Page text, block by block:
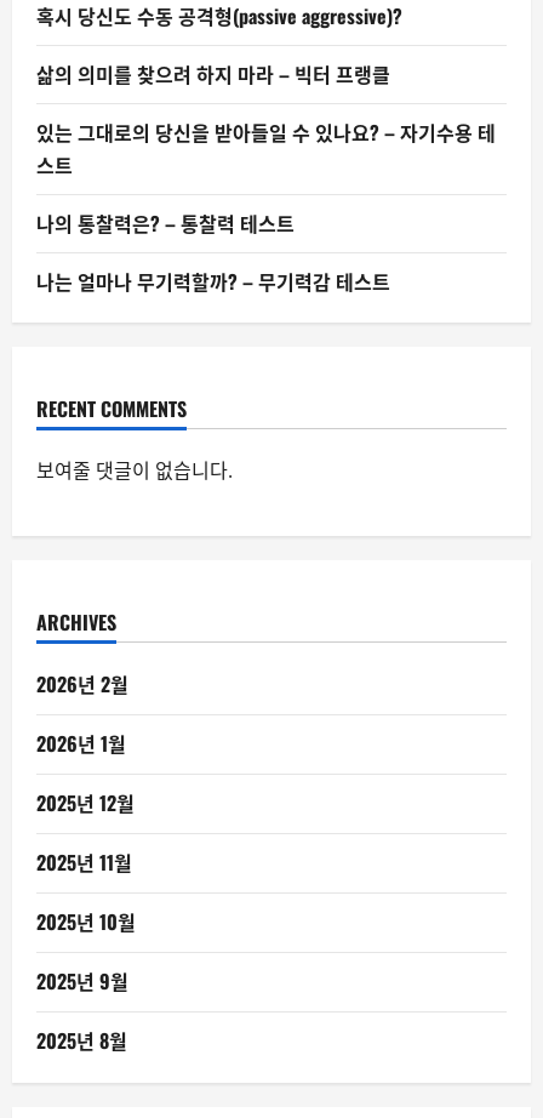
혹시 당신도 수동 공격형(passive aggressive)?
삶의 의미를 찾으려 하지 마라 – 빅터 프랭클
있는 그대로의 당신을 받아들일 수 있나요? – 자기수용 테
스트
나의 통찰력은? – 통찰력 테스트
나는 얼마나 무기력할까? – 무기력감 테스트
RECENT COMMENTS
보여줄 댓글이 없습니다.
ARCHIVES
2026년 2월
2026년 1월
2025년 12월
2025년 11월
2025년 10월
2025년 9월
2025년 8월